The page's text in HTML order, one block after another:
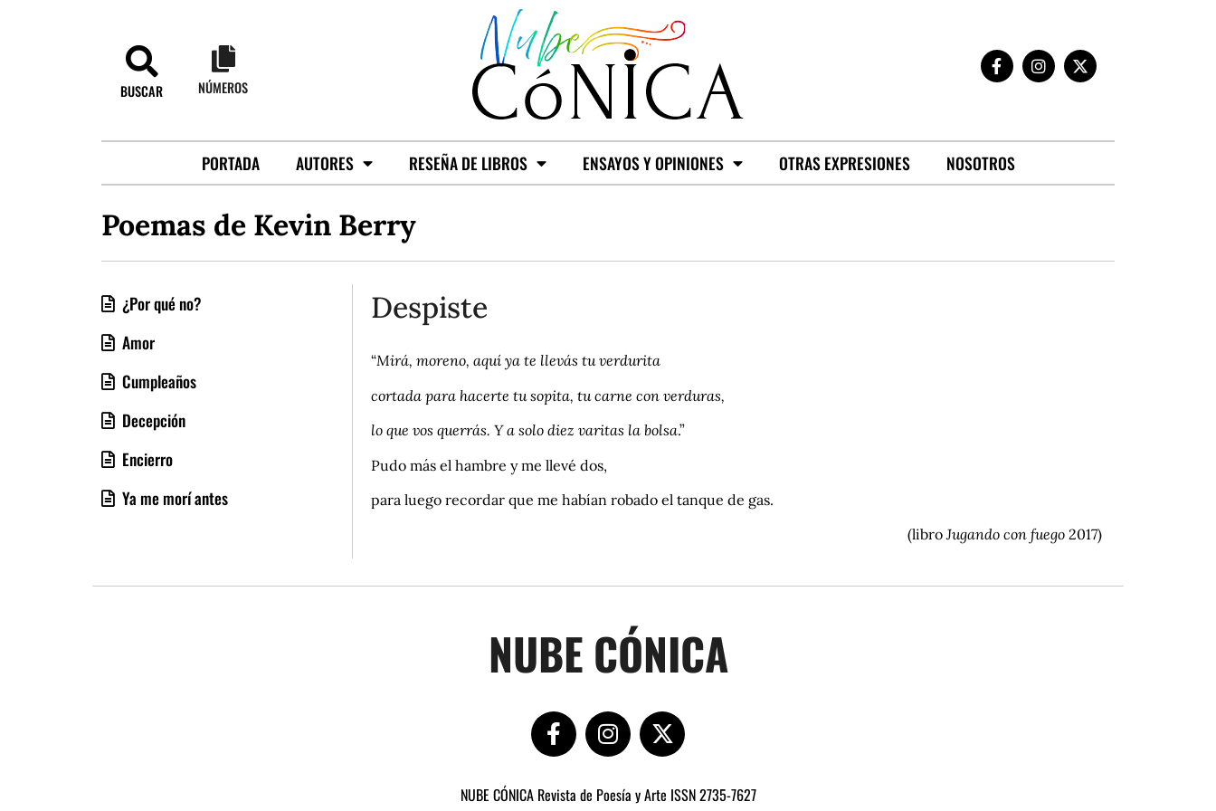
BUSCAR NÚMEROS
PORTADA AUTORES RESEÑA DE LIBROS ENSAYOS Y OPINIONES OTRAS EXPRESIONES NOSOTROS
Poemas de Kevin Berry
¿Por qué no?
Amor
Cumpleaños
Decepción
Encierro
Ya me morí antes
Despiste
“Mirá, moreno, aquí ya te llevás tu verdurita
cortada para hacerte tu sopita, tu carne con verduras,
lo que vos querrás. Y a solo diez varitas la bolsa.”
Pudo más el hambre y me llevé dos,
para luego recordar que me habían robado el tanque de gas.
(libroJugando con fuego 2017)
NUBE CÓNICA
NUBE CÓNICA Revista de Poesía y Arte ISSN 2735-7627